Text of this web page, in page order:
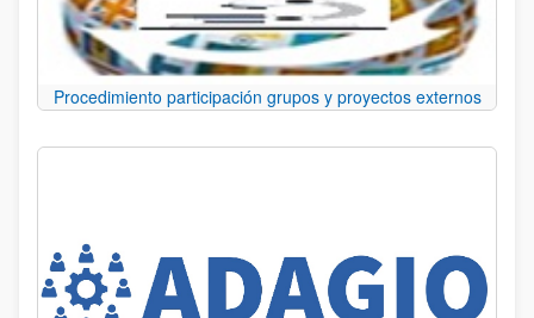
Procedimiento participación grupos y proyectos externos